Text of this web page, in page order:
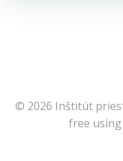
© 2026 Inštitút
free